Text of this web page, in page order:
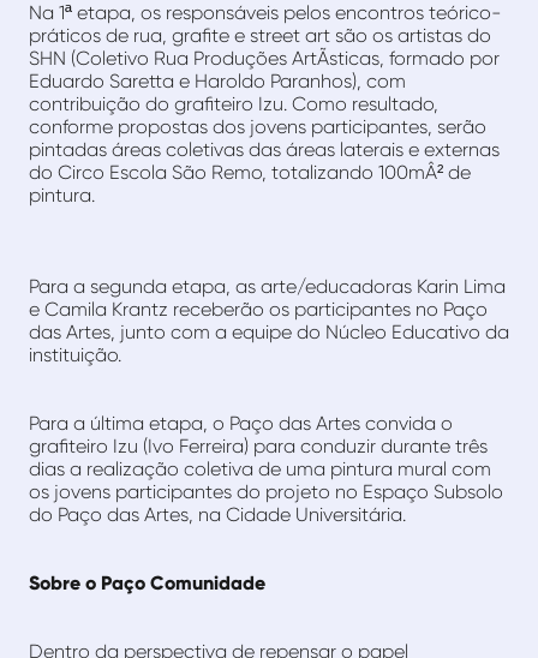
Na 1ª etapa, os responsáveis pelos encontros teórico-
práticos de rua, grafite e street art são os artistas do
SHN (Coletivo Rua Produções ArtÃ­sticas, formado por
Eduardo Saretta e Haroldo Paranhos), com
contribuição do grafiteiro Izu. Como resultado,
conforme propostas dos jovens participantes, serão
pintadas áreas coletivas das áreas laterais e externas
do Circo Escola São Remo, totalizando 100mÂ² de
pintura.
Para a segunda etapa, as arte/educadoras Karin Lima
e Camila Krantz receberão os participantes no Paço
das Artes, junto com a equipe do Núcleo Educativo da
instituição.
Para a última etapa, o Paço das Artes convida o
grafiteiro Izu (Ivo Ferreira) para conduzir durante três
dias a realização coletiva de uma pintura mural com
os jovens participantes do projeto no Espaço Subsolo
do Paço das Artes, na Cidade Universitária.
Sobre o Paço Comunidade
Dentro da perspectiva de repensar o papel